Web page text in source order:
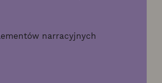
narracyjnych